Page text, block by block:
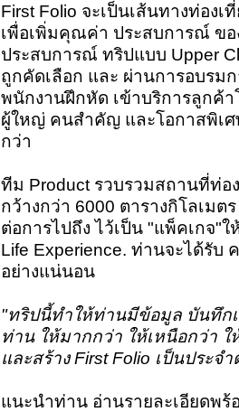
First Folio จะเป็นเส้นทางท่อง
เพื่อเพิ่มคุณค่า ประสบการณ์ ข
ประสบการณ์ ทริปแบบ Upper
ถูกคัดเลือก และ ผ่านการอบรม
พนักงานฝึกหัด เข้าบริการลูกค้า
ผู้ใหญ่ คนสำคัญ และโอกาสพิเศ
กว่า
ทีม Product รวบรวมสถานที่ท่
กว้างกว่า 6000 ตารางกิโลเม
ต่อการไปถึง ไว้เป็น "แพ็คเกจ"
Life Experience. ท่านจะได้รั
อย่างแน่นอน
"ทริปนี้ทำให้ท่านมีข้อมูล บันทึก
ท่าน ให้มากกว่า ให้เหนือกว่า
และสร้าง First Folio เป็นประจ
แนะนำท่าน อ่านรายละเอียดพ